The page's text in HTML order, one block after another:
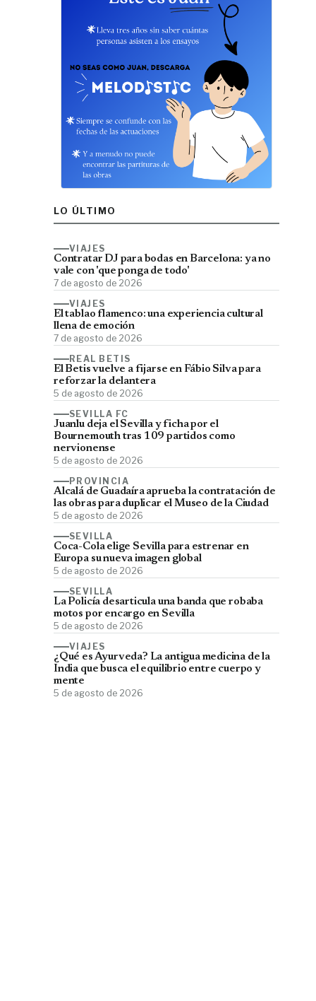
LO ÚLTIMO
VIAJES
Contratar DJ para bodas en Barcelona: ya no
vale con 'que ponga de todo'
7 de agosto de 2026
VIAJES
El tablao flamenco: una experiencia cultural
llena de emoción
7 de agosto de 2026
REAL BETIS
El Betis vuelve a fijarse en Fábio Silva para
reforzar la delantera
5 de agosto de 2026
SEVILLA FC
Juanlu deja el Sevilla y ficha por el
Bournemouth tras 109 partidos como
nervionense
5 de agosto de 2026
PROVINCIA
Alcalá de Guadaíra aprueba la contratación de
las obras para duplicar el Museo de la Ciudad
5 de agosto de 2026
SEVILLA
Coca-Cola elige Sevilla para estrenar en
Europa su nueva imagen global
5 de agosto de 2026
SEVILLA
La Policía desarticula una banda que robaba
motos por encargo en Sevilla
5 de agosto de 2026
VIAJES
¿Qué es Ayurveda? La antigua medicina de la
India que busca el equilibrio entre cuerpo y
mente
5 de agosto de 2026